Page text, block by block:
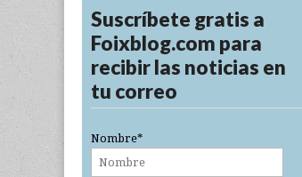
Suscríbete gratis a
Foixblog.com para
recibir las noticias en
tu correo
Nombre*